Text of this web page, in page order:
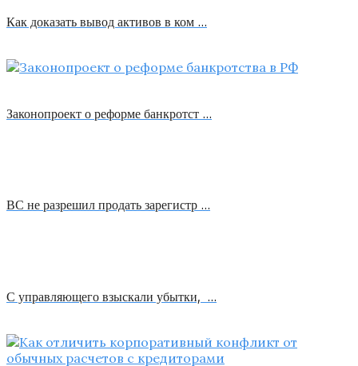
Как доказать вывод активов в ком …
Законопроект о реформе банкротст …
ВС не разрешил продать зарегистр …
С управляющего взыскали убытки, …